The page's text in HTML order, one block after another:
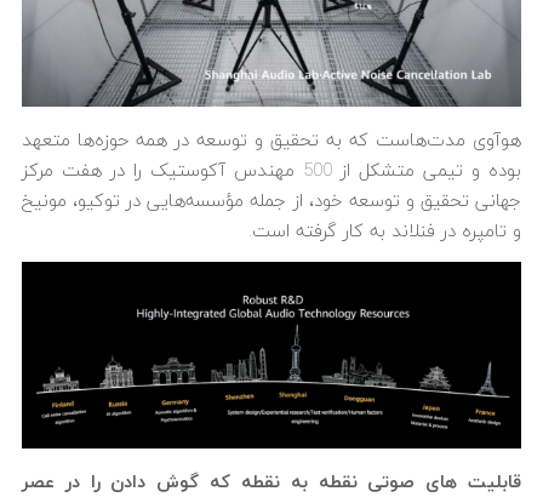
هوآوی مدت‌هاست که به تحقیق و توسعه در همه حوزه‌ها متعهد
بوده و تیمی متشکل از 500 مهندس آکوستیک را در هفت مرکز
جهانی تحقیق و توسعه خود، از جمله مؤسسه‌هایی در توکیو، مونیخ
و تامپره در فنلاند به کار گرفته است.
قابلیت های صوتی نقطه به نقطه که گوش دادن را در عصر